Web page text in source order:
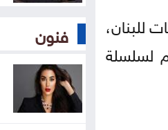
للبنان،
لسلسلة
70 ألفا يؤدون صلاة الجمعة بالأقصى
فنون